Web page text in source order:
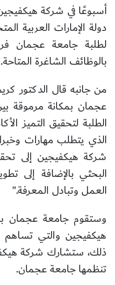
أسبوعًا في شركة
دولة الإمارات العربية
لطلبة جامعة عجمان
بالوظائف الشاغرة المتاحة.
من جانبه قال الدكتور
عجمان بمكانة مرموقة
الطلبة لتحقيق التميز
الذي يتطلب مهارات
شركة هيكفيجين إلى
البحثي بالإضافة إلى
العمل وتبادل المعرفة."
وستقوم جامعة عجمان
هيكفيجين والتي تساهم
ذلك، ستشارك شركة
تنظمها جامعة عجمان.